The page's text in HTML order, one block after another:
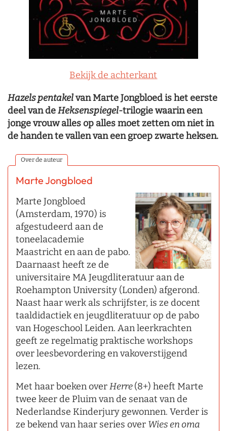
Bekijk de achterkant
Hazels pentakelvan Marte Jongbloed is het eerste
deel van deHeksenspiegel-trilogie waarin een
jonge vrouw alles op alles moet zetten om niet in
de handen te vallen van een groep zwarte heksen.
Over de auteur
Marte Jongbloed
Marte Jongbloed
(Amsterdam, 1970) is
afgestudeerd aan de
toneelacademie
Maastricht en aan de pabo.
Daarnaast heeft ze de
universitaire MA Jeugdliteratuur aan de
Roehampton University (Londen) afgerond.
Naast haar werk als schrijfster, is ze docent
taaldidactiek en jeugdliteratuur op de pabo
van Hogeschool Leiden. Aan leerkrachten
geeft ze regelmatig praktische workshops
over leesbevordering en vakoverstijgend
lezen.
Met haar boeken overHerre(8+) heeft Marte
twee keer de Pluim van de senaat van de
Nederlandse Kinderjury gewonnen. Verder is
ze bekend van haar series over Wies en oma